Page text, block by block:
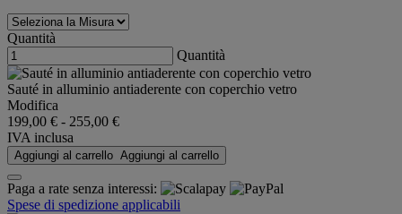
Quantità
Quantità
Sauté in alluminio antiaderente con coperchio vetro
Modifica
199,00 € - 255,00 €
IVA inclusa
Aggiungi al carrello Aggiungi al carrello
Paga a rate senza interessi:
Spese di spedizione applicabili